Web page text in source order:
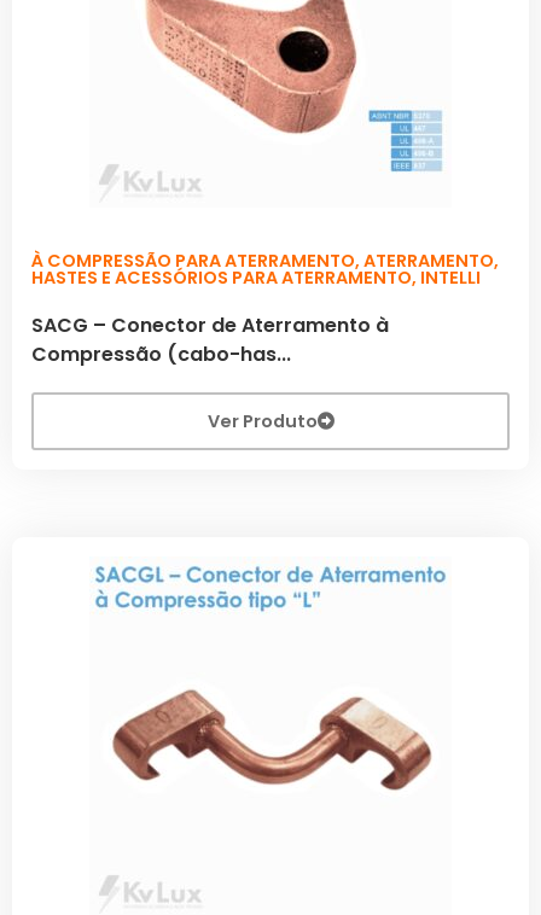
À COMPRESSÃO PARA ATERRAMENTO, ATERRAMENTO,
HASTES E ACESSÓRIOS PARA ATERRAMENTO, INTELLI
SACG – Conector de Aterramento à
Compressão (cabo-has...
Ver Produto